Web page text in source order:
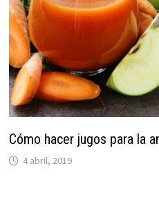
Cómo hacer jugos para la
4 abril, 2019